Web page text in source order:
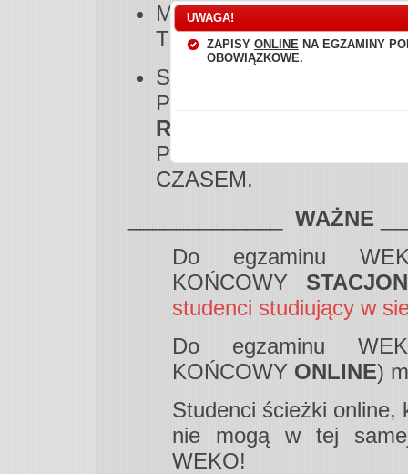
MIEĆ PRZY SOBIE
TOŻSAMOŚCI -
STAWIĆ SIĘ NA
PRZYPADKU
ROZPOCZĘCIA
PRZYNAJMNIEJ 10
CZASEM.
WAŻNE
Do egzaminu
KOŃCOWY
studenci studiujący w
Do egzaminu
KOŃCOWY ONLINE)
Studenci ścieżki online,
nie mogą w tej
WEKO!
UWAGA!
ZAPISY ONLINENA EGZAMINY
OBOWIĄZKOWE.